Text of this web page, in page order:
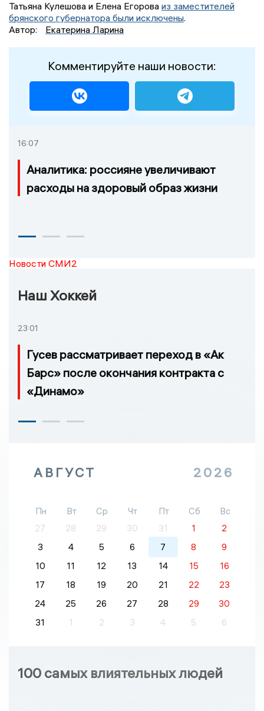
Татьяна Кулешова и Елена Егорова из заместителей
брянского губернатора были исключены.
Автор:
Екатерина Ларина
Комментируйте наши новости:
16:07
Аналитика: россияне увеличивают
расходы на здоровый образ жизни
Новости СМИ2
Наш Хоккей
23:01
Гусев рассматривает переход в «Ак
Барс» после окончания контракта с
«Динамо»
АВГУСТ 2026
Пн Вт Ср Чт Пт Сб
Вс
27
28 29 30 31 1
2
3
4 5 6 7 8
9
10
11 12 13 14 15
16
17
18 19 20 21 22
23
24
25 26 27 28 29
30
31
1 2 3 4 5 6
100 самых влиятельных людей